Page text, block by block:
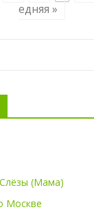
едняя »
(Мама)
Москве